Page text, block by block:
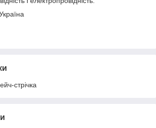
стрічка